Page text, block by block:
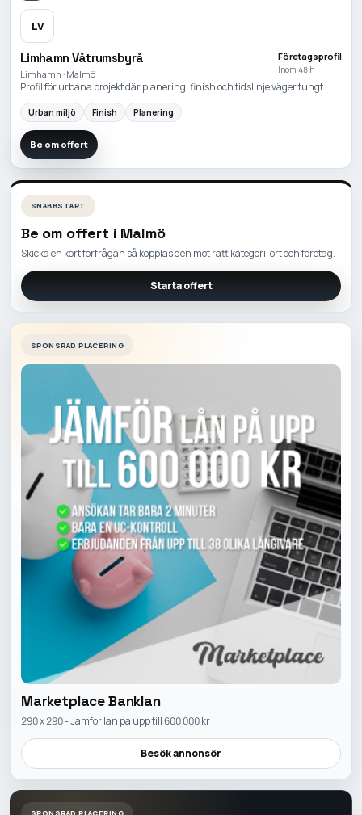
LV
Limhamn Våtrumsbyrå
Limhamn · Malmö
Företagsprofil
Inom 48 h
Profil för urbana projekt där planering, finish och tidslinje väger tungt.
Urban miljö Finish Planering
Be om offert
SNABBSTART
Be om offert i Malmö
Skicka en kort förfrågan så kopplas den mot rätt kategori, ort och företag.
Starta offert
SPONSRAD PLACERING
Marketplace Banklan
290 x 290 - Jamfor lan pa upp till 600 000 kr
Besök annonsör